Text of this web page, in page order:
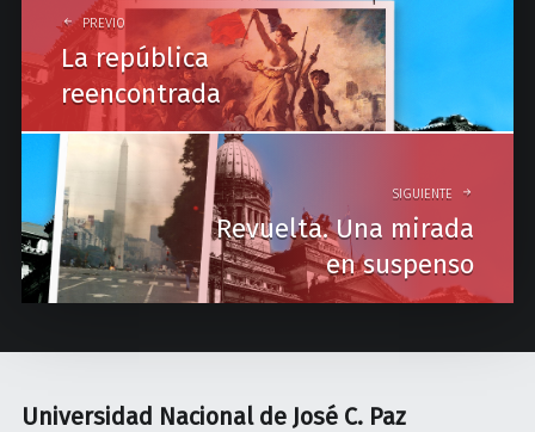
s
t
v
i
a
t
PREVIO
La república
reencontrada
SIGUIENTE
Revuelta. Una mirada
en suspenso
Universidad Nacional de José C. Paz